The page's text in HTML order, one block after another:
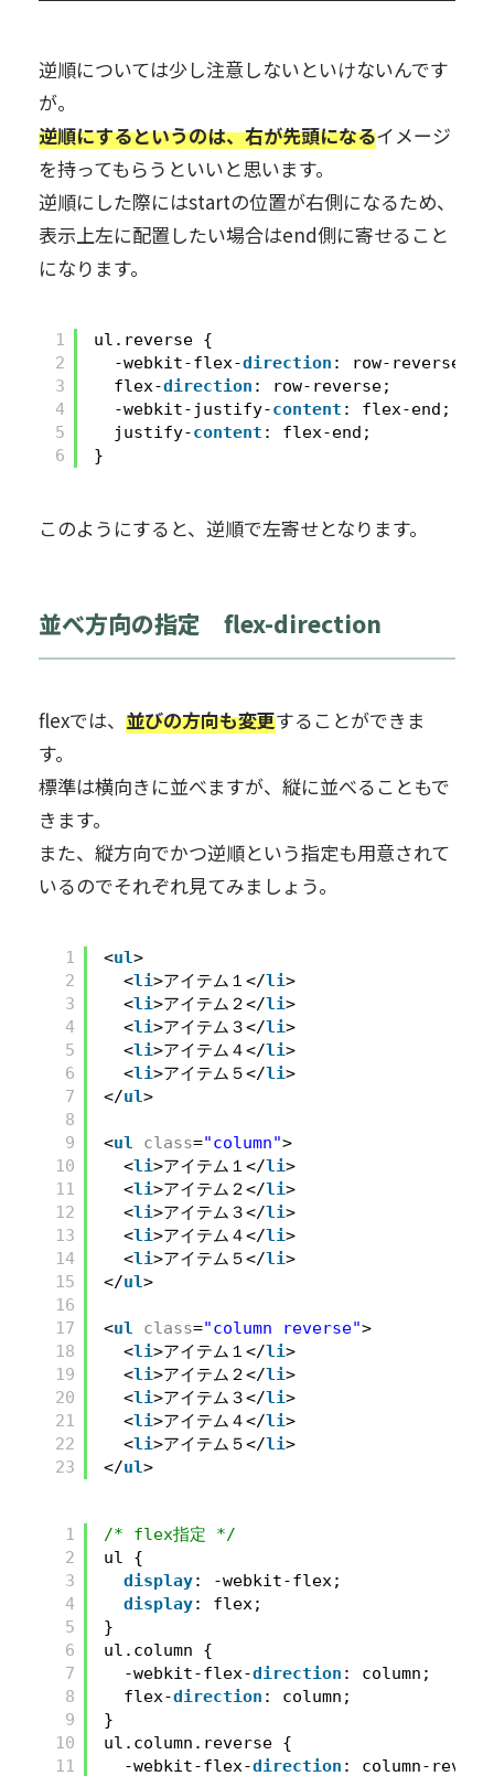
逆順については少し注意しないといけないんです
が。
逆順にするというのは、右が先頭になるイメージ
を持ってもらうといいと思います。
逆順にした際にはstartの位置が右側になるため、
表示上左に配置したい場合はend側に寄せること
になります。
1
2
3
4
5
6
ul.reverse {
-webkit-flex-direction : row-reverse;
flex-direction : row-reverse;
-webkit-justify-content : flex-end;
justify-content : flex-end;
}
このようにすると、逆順で左寄せとなります。
並べ方向の指定 flex-direction
flexでは、 並びの方向も変更することができま
す。
標準は横向きに並べますが、縦に並べることもで
きます。
また、縦方向でかつ逆順という指定も用意されて
いるのでそれぞれ見てみましょう。
1
2
3
4
5
6
7
8
9
10
11
12
13
14
15
16
17
18
19
20
21
22
23
<ul>
<li>アイテム１</li>
<li>アイテム２</li>
<li>アイテム３</li>
<li>アイテム４</li>
<li>アイテム５</li>
</ul>
<ul class="column">
<li>アイテム１</li>
<li>アイテム２</li>
<li>アイテム３</li>
<li>アイテム４</li>
<li>アイテム５</li>
</ul>
<ul class="column reverse">
<li>アイテム１</li>
<li>アイテム２</li>
<li>アイテム３</li>
<li>アイテム４</li>
<li>アイテム５</li>
</ul>
1
2
3
4
5
6
7
8
9
10
11
/* flex指定 */
ul {
display: -webkit-flex;
display: flex;
}
ul.column {
-webkit-flex-direction : column;
flex-direction : column;
}
ul.column.reverse {
-webkit-flex-direction : column-